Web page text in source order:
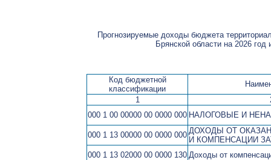
Прогнозируемые доходы бюджета
Брянской области на 2026
Код бюджетной
классификации
1
000 1 00 00000 00 0000 000 НАЛОГОВЫЕ И
000 1 13 00000 00 0000 000 ДОХОДЫ ОТ
И КОМПЕНСАЦИИ
000 1 13 02000 00 0000 130 Доходы от